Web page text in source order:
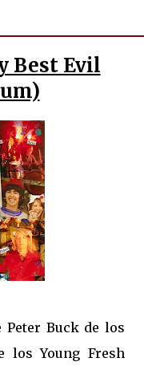
Best Evil
Peter Buck de los
los Young Fresh